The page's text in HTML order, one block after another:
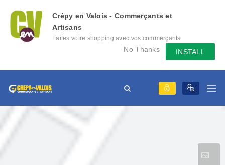
Crépy en Valois - Commerçants et
Artisans
Faites votre shopping avec vos commerçants
locaux depuis votre mobile, échangez des
messages avec eux, consultez le évènement
No Thanks INSTALL